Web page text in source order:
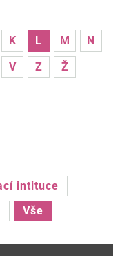
K L M
N
V Z
Ž
intituce
Vše